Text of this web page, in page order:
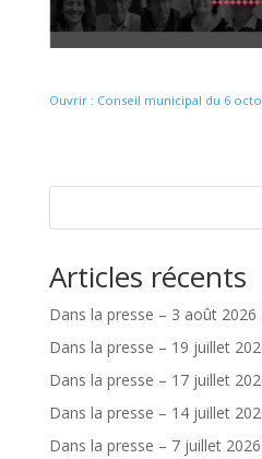
Ouvrir : Conseil municipal du 6
Articles récents
Dans la presse – 3 août 2026
Dans la presse – 19 juillet
Dans la presse – 17 juillet
Dans la presse – 14 juillet
Dans la presse – 7 juillet 2026